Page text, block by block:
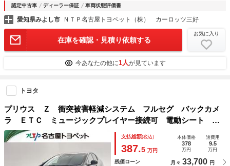
認定中古車 ディーラー保証 車両状態評価書
愛知県みよし市 ＮＴＰ名古屋トヨペット（株） カーロッツ三好
在庫を確認・見積り依頼する
お気に入り
今あなたの他に1人が見ています
トヨタ
プリウス Ｚ 衝突被害軽減システム フルセグ バックカメ
ラ ＥＴＣ ミュージックプレイヤー接続可 電動シート オ
ートクルーズコントロール ＬＥＤヘッドランプ スマートキ
ー キーレス ハイブリッド
支払総額(税込)
387.5 万円
本体価格
378
万円
諸費用
9.5
万円
残価ローン 月々 33,700 円